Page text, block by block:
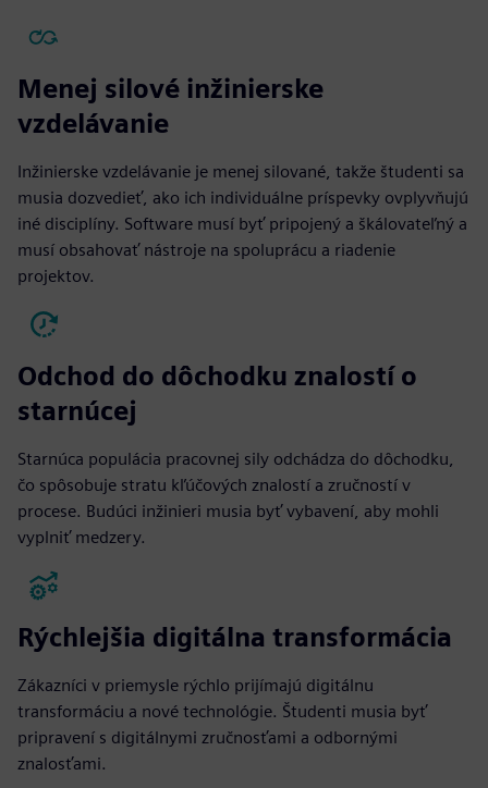
Menej silové inžinierske
vzdelávanie
Inžinierske vzdelávanie je menej silované, takže študenti sa
musia dozvedieť, ako ich individuálne príspevky ovplyvňujú
iné disciplíny. Software musí byť pripojený a škálovateľný a
musí obsahovať nástroje na spoluprácu a riadenie
projektov.
Odchod do dôchodku znalostí o
starnúcej
Starnúca populácia pracovnej sily odchádza do dôchodku,
čo spôsobuje stratu kľúčových znalostí a zručností v
procese. Budúci inžinieri musia byť vybavení, aby mohli
vyplniť medzery.
Rýchlejšia digitálna transformácia
Zákazníci v priemysle rýchlo prijímajú digitálnu
transformáciu a nové technológie. Študenti musia byť
pripravení s digitálnymi zručnosťami a odbornými
znalosťami.